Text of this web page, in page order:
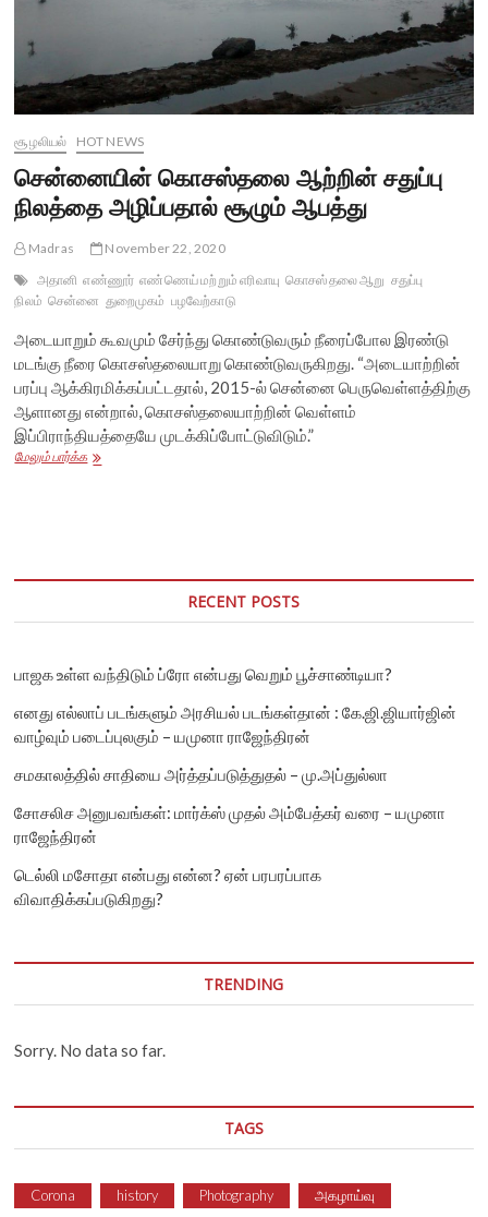
சூழலியல் HOT NEWS
சென்னையின் கொசஸ்தலை ஆற்றின் சதுப்பு
நிலத்தை அழிப்பதால் சூழும் ஆபத்து
Madras
November 22, 2020
அதானி எண்ணூர் எண்ணெய் மற்றும் எரிவாயு கொசஸ்தலை ஆறு சதுப்பு
நிலம் சென்னை துறைமுகம் பழவேற்காடு
அடையாறும் கூவமும் சேர்ந்து கொண்டுவரும் நீரைப்போல இரண்டு
மடங்கு நீரை கொசஸ்தலையாறு கொண்டுவருகிறது. “அடையாற்றின்
பரப்பு ஆக்கிரமிக்கப்பட்டதால், 2015-ல் சென்னை பெருவெள்ளத்திற்கு
ஆளானது என்றால், கொசஸ்தலையாற்றின் வெள்ளம்
இப்பிராந்தியத்தையே முடக்கிப்போட்டுவிடும்.”
மேலும் பார்க்கசென்னையின்
RECENT POSTS
பாஜக உள்ள வந்திடும் ப்ரோ என்பது வெறும் பூச்சாண்டியா?
எனது எல்லாப் படங்களும் அரசியல் படங்கள்தான் : கே.ஜி.ஜியார்ஜின்
வாழ்வும் படைப்புலகும் – யமுனா ராஜேந்திரன்
சமகாலத்தில் சாதியை அர்த்தப்படுத்துதல் – மு.அப்துல்லா
சோசலிச அனுபவங்கள்: மார்க்ஸ் முதல் அம்பேத்கர் வரை – யமுனா
ராஜேந்திரன்
டெல்லி மசோதா என்பது என்ன? ஏன் பரபரப்பாக
விவாதிக்கப்படுகிறது?
TRENDING
Sorry. No data so far.
TAGS
Corona history Photography அகழாய்வு